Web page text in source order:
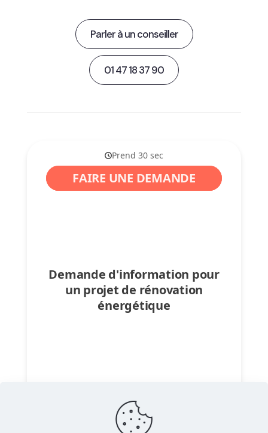
Parler à un conseiller
01 47 18 37 90